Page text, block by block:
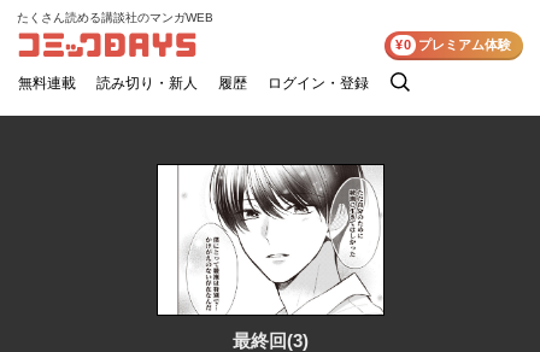
コミックDAYS
たくさん読める講談社のマンガWEB
無料連載 読み切り・新人 履歴 ログイン・登録
検
¥0 プレミアム体験
最終回(3)